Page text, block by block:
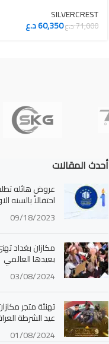
SILVERCREST
71,000د.ع60,350د.ع
أحدث المقالات
عروض هائله
احتفالاً بالسنه
09/18/2023
مكازان بغداد
بعيدها العالمي
03/08/2024
تهنئة متجر
عيد الشرطة
01/08/2024